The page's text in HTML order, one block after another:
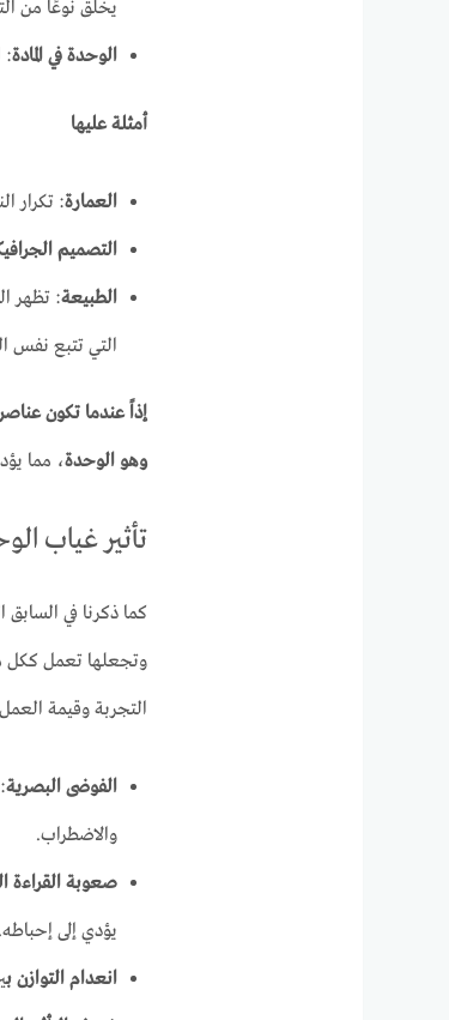
يخلق نوعًا من
الوحدة في المادة:
أمثلة عليها
العمارة: تكرار
التصميم
الطبيعة: تظهر
التي تتبع نفس
إذاً عندما تكون
وهو الوحدة، مما
تأثير غياب
كما ذكرنا في السابق
وتجعلها تعمل ككل
التجربة وقيمة
الفوضى البصرية
والاضطراب.
صعوبة القراءة
يؤدي إلى إحباطه.
انعدام التوازن ب